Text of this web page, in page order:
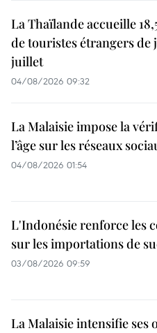
La Thaïlande accueille
de touristes étrangers de
juillet
04/08/2026 09:32
La Malaisie impose la
l’âge sur les réseaux
04/08/2026 01:54
L'Indonésie renforce les
sur les importations de
03/08/2026 09:59
La Malaisie intensifie ses